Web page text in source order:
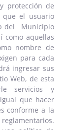
protección de
que el usuario
del Municipio
como aquellas
nombre de
para cada
ingresar sus
Web, de esta
servicios y
que hacer
conforme a la
reglamentarios.